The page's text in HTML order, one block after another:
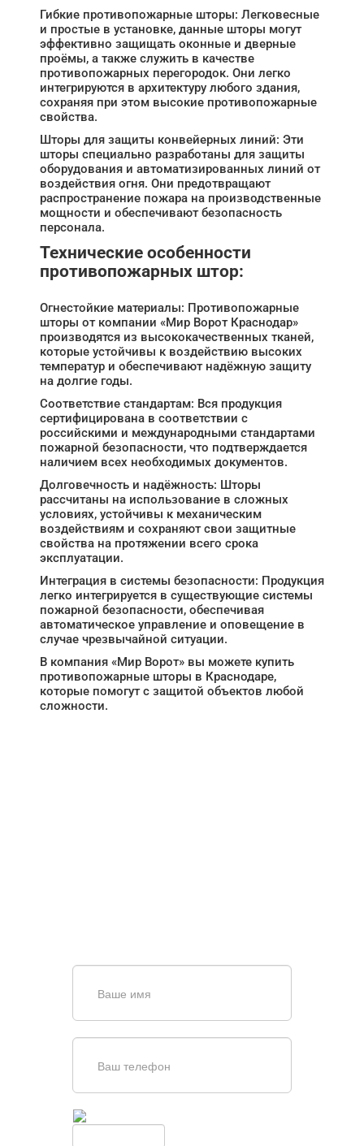
Гибкие противопожарные шторы: Легковесные
и простые в установке, данные шторы могут
эффективно защищать оконные и дверные
проёмы, а также служить в качестве
противопожарных перегородок. Они легко
интегрируются в архитектуру любого здания,
сохраняя при этом высокие противопожарные
свойства.
Шторы для защиты конвейерных линий: Эти
шторы специально разработаны для защиты
оборудования и автоматизированных линий от
воздействия огня. Они предотвращают
распространение пожара на производственные
мощности и обеспечивают безопасность
персонала.
Технические особенности
противопожарных штор:
Огнестойкие материалы: Противопожарные
шторы от компании «Мир Ворот Краснодар»
производятся из высококачественных тканей,
которые устойчивы к воздействию высоких
температур и обеспечивают надёжную защиту
на долгие годы.
Соответствие стандартам: Вся продукция
сертифицирована в соответствии с
российскими и международными стандартами
пожарной безопасности, что подтверждается
наличием всех необходимых документов.
Долговечность и надёжность: Шторы
рассчитаны на использование в сложных
условиях, устойчивы к механическим
воздействиям и сохраняют свои защитные
свойства на протяжении всего срока
эксплуатации.
Интеграция в системы безопасности: Продукция
легко интегрируется в существующие системы
пожарной безопасности, обеспечивая
автоматическое управление и оповещение в
случае чрезвычайной ситуации.
В компания «Мир Ворот» вы можете купить
противопожарные шторы в Краснодаре,
которые помогут с защитой объектов любой
сложности.